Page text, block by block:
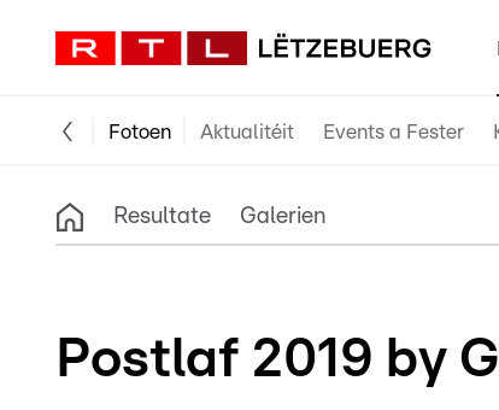
Fotoen Aktualitéit Events a Fester
Resultate Galerien
Postlaf 2019 by